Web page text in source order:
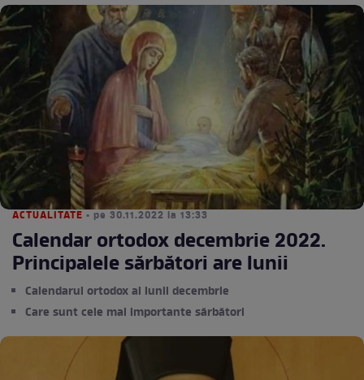
ACTUALITATE • pe 30.11.2022 la 13:33
Calendar ortodox decembrie 2022.
Principalele sărbători are lunii
Calendarul ortodox al lunii decembrie
Care sunt cele mai importante sărbători